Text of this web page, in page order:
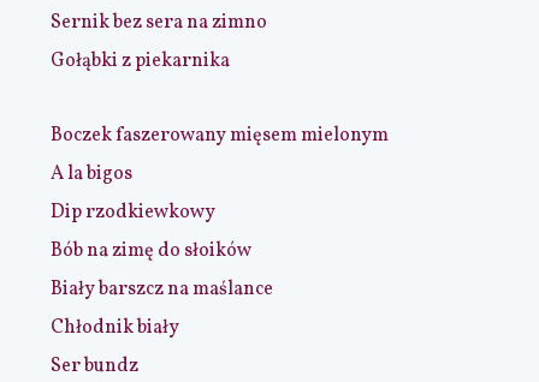
Sernik bez sera na zimno
Gołąbki z piekarnika
Boczek faszerowany mięsem mielonym
A la bigos
Dip rzodkiewkowy
Bób na zimę do słoików
Biały barszcz na maślance
Chłodnik biały
Ser bundz